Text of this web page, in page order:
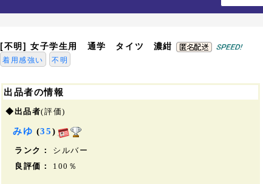
[不明] 女子学生用 通学 タイツ 濃紺
着用感強い 不明
出品者の情報
◆出品者(評価)
みゆ (35)
ランク：
シルバー
良評価：
100％